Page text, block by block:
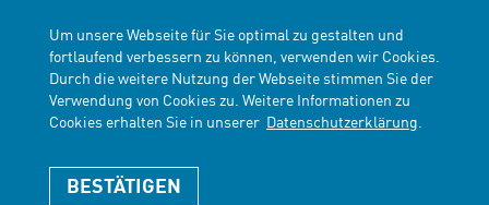
Um unsere Webseite für Sie optimal zu gestalten und
fortlaufend verbessern zu können, verwenden wir Cookies.
Durch die weitere Nutzung der Webseite stimmen Sie der
Verwendung von Cookies zu. Weitere Informationen zu
Cookies erhalten Sie in unserer Datenschutzerklärung.
BESTÄTIGEN